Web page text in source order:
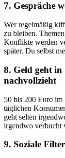
7. Gespräche
Wer regelmäßig
zu bleiben.
Konflikte werden
später. Du selbst
8. Geld geht
nachvollzieht
50 bis 200 Euro im
täglichen
geht selten
irgendwo verbucht
9. Soziale